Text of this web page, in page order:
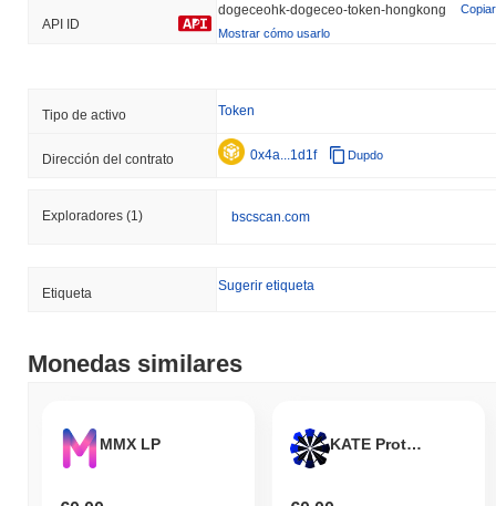
API ID
dogeceohk-dogeceo-token-hongkong
Copiar
Mostrar cómo usarlo
Tipo de activo Token
Dirección del contrato 0x4a...1d1f Dupdo
Exploradores (1) bscscan.com
Etiqueta Sugerir etiqueta
Monedas similares
MMX LP KATE Protocol